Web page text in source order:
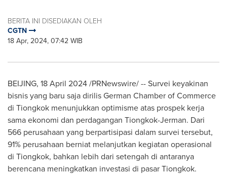
BERITA INI DISEDIAKAN OLEH
CGTN
18 Apr, 2024, 07:42 WIB
BEIJING, 18 April 2024/PRNewswire/ -- Survei keyakinan
bisnis yang baru saja dirilisGerman Chamberof Commerce
di Tiongkok menunjukkan optimisme atas prospek kerja
sama ekonomi dan perdagangan Tiongkok-Jerman. Dari
566 perusahaan yang berpartisipasi dalam survei tersebut,
91% perusahaan berniat melanjutkan kegiatan operasional
di Tiongkok, bahkan lebih dari setengah di antaranya
berencana meningkatkan investasi di pasar Tiongkok.